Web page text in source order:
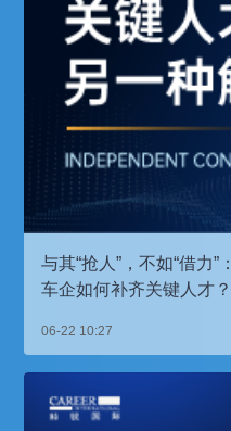
与其“抢人”，不如“借力
车企如何补齐关键人才？
06-22 10:27